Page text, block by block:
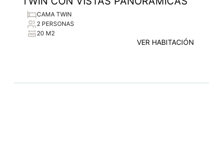
CAMA TWIN
2 PERSONAS
20 M2
VER HABITACIÓN